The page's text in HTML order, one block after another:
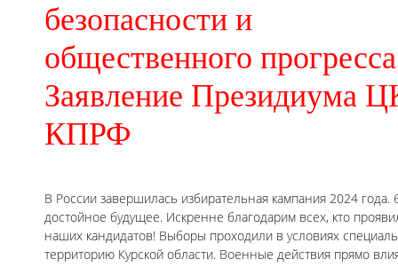
безопасности и
общественного
Заявление Президиума
КПРФ
В России завершилась избирательная кампания 2024
достойное будущее. Искренне благодарим всех, кто
наших кандидатов! Выборы проходили в условиях
территорию Курской области. Военные действия прямо